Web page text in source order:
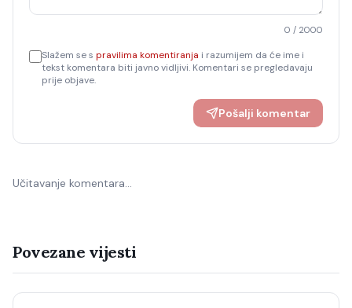
0 / 2000
Slažem se s pravilima komentiranja i razumijem da će ime i
tekst komentara biti javno vidljivi. Komentari se pregledavaju
prije objave.
Pošalji komentar
Učitavanje komentara…
Povezane vijesti